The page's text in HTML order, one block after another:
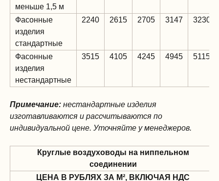
меньше 1,5 м
Фасонные
изделия
стандартные
2240 2615 2705 3147 3230
Фасонные
изделия
нестандартные
3515 4105 4245 4945 5115
Примечание: нестандартные изделия
изготавливаются и рассчитываются по
индивидуальной цене. Уточняйте у менеджеров.
Круглые воздуховоды на ниппельном
соединении
ЦЕНА В РУБЛЯХ ЗА М², ВКЛЮЧАЯ НДС